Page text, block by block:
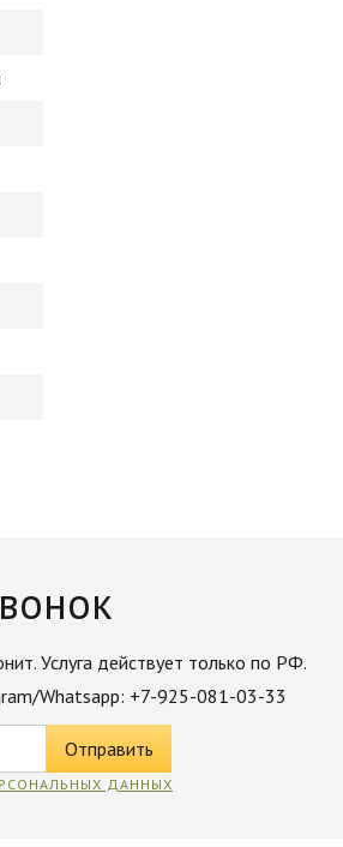
Услуга действует только по РФ.
Whatsapp: +7-925-081-03-33
ДАННЫХ